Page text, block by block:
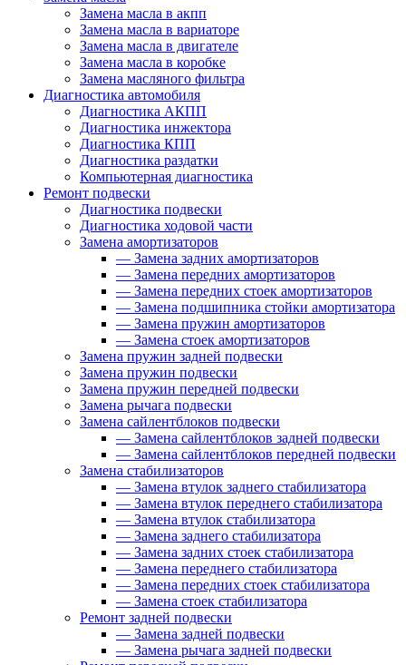
Замена масла в акпп
Замена масла в вариаторе
Замена масла в двигателе
Замена масла в коробке
Замена масляного фильтра
Диагностика автомобиля
Диагностика АКПП
Диагностика инжектора
Диагностика КПП
Диагностика раздатки
Компьютерная диагностика
Ремонт подвески
Диагностика подвески
Диагностика ходовой части
Замена амортизаторов
— Замена задних амортизаторов
— Замена передних амортизаторов
— Замена передних стоек амортизаторов
— Замена подшипника стойки амортизатора
— Замена пружин амортизаторов
— Замена стоек амортизаторов
Замена пружин задней подвески
Замена пружин подвески
Замена пружин передней подвески
Замена рычага подвески
Замена сайлентблоков подвески
— Замена сайлентблоков задней подвески
— Замена сайлентблоков передней подвески
Замена стабилизаторов
— Замена втулок заднего стабилизатора
— Замена втулок переднего стабилизатора
— Замена втулок стабилизатора
— Замена заднего стабилизатора
— Замена задних стоек стабилизатора
— Замена переднего стабилизатора
— Замена передних стоек стабилизатора
— Замена стоек стабилизатора
Ремонт задней подвески
— Замена задней подвески
— Замена рычага задней подвески